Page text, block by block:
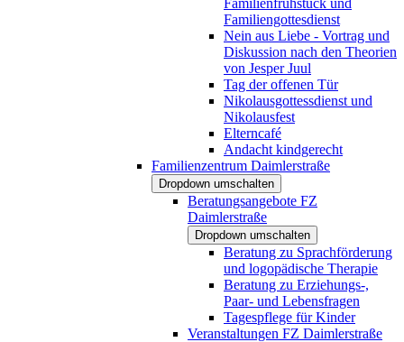
Familiengottesdienst
Nein aus Liebe - Vortrag und
Diskussion nach den Theorien
von Jesper Juul
Tag der offenen Tür
Nikolausgottessdienst und
Nikolausfest
Elterncafé
Andacht kindgerecht
Familienzentrum Daimlerstraße
Dropdown umschalten
Beratungsangebote FZ
Daimlerstraße
Dropdown umschalten
Beratung zu Sprachförderung
und logopädische Therapie
Beratung zu Erziehungs-,
Paar- und Lebensfragen
Tagespflege für Kinder
Veranstaltungen FZ Daimlerstraße